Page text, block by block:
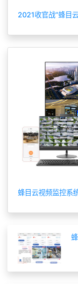
2021收官战“蜂目
蜂目云视频监控系